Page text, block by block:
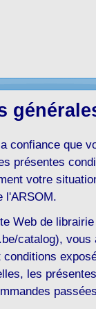
confiance que
présentes
votre
l'ARSOM.
Web de
catalog),
les